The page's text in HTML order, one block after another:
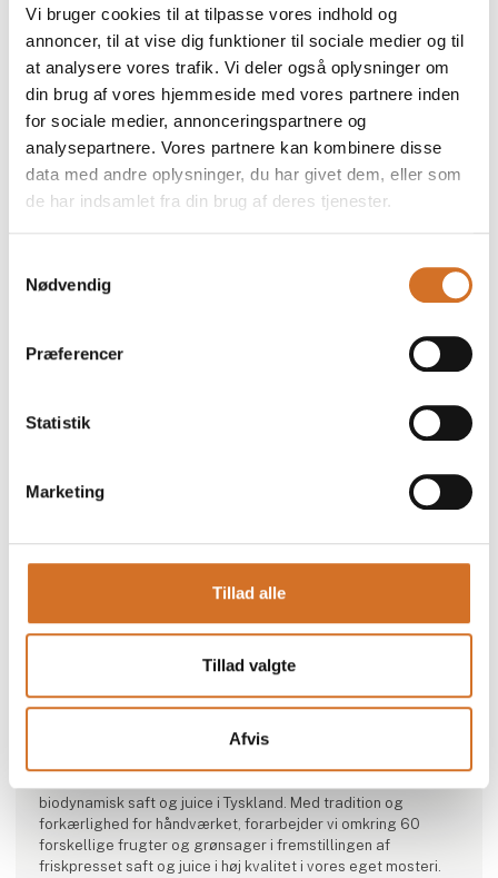
Vi bruger cookies til at tilpasse vores indhold og
annoncer, til at vise dig funktioner til sociale medier og til
at analysere vores trafik. Vi deler også oplysninger om
din brug af vores hjemmeside med vores partnere inden
for sociale medier, annonceringspartnere og
analysepartnere. Vores partnere kan kombinere disse
data med andre oplysninger, du har givet dem, eller som
de har indsamlet fra din brug af deres tjenester.
Nødvendig
Præferencer
Statistik
Marketing
Tillad alle
Tillad valgte
Afvis
På messen
Multi Nature
Dette produkt kan opleves på udstillerens stand på messen
Voelkel GmbH
Udsprunget af drømmen om et frit liv på landet og en mobil
biodynamisk saft og juice i Tyskland. Med tradition og
forkærlighed for håndværket, forarbejder vi omkring 60
forskellige frugter og grønsager i fremstillingen af
friskpresset saft og juice i høj kvalitet i vores eget mosteri.